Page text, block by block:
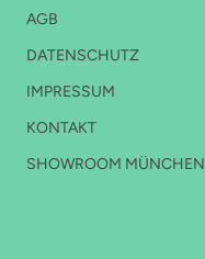
AGB
DATENSCHUTZ
IMPRESSUM
KONTAKT
SHOWROOM MÜNCHEN